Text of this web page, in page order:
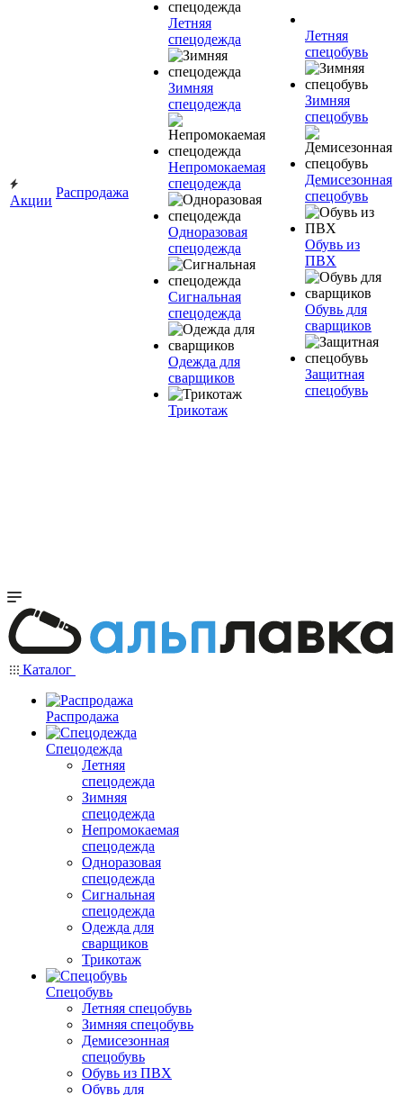
Акции
Распродажа
Летняя
спецодежда
Зимняя
спецодежда
Непромокаемая
спецодежда
Одноразовая
спецодежда
Сигнальная
спецодежда
Одежда для
сварщиков
Трикотаж
Летняя
спецобувь
Зимняя
спецобувь
Демисезонная
спецобувь
Обувь из
ПВХ
Обувь для
сварщиков
Защитная
спецобувь
Каталог
Распродажа
Спецодежда
Летняя
спецодежда
Зимняя
спецодежда
Непромокаемая
спецодежда
Одноразовая
спецодежда
Сигнальная
спецодежда
Одежда для
сварщиков
Трикотаж
Спецобувь
Летняя спецобувь
Зимняя спецобувь
Демисезонная
спецобувь
Обувь из ПВХ
Обувь для